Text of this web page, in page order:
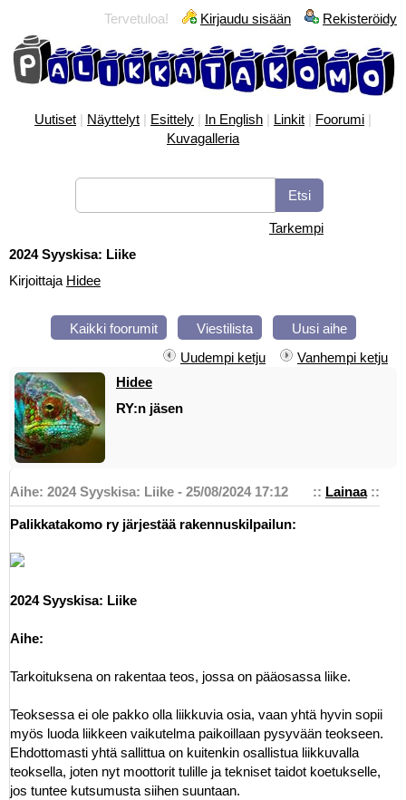
Tervetuloa! Kirjaudu sisään Rekisteröidy
Uutiset | Näyttelyt | Esittely | In English | Linkit | Foorumi |
Kuvagalleria
Tarkempi
2024 Syyskisa: Liike
Kirjoittaja Hidee
Kaikki foorumit Viestilista
Uusi aihe
Uudempi ketju
Vanhempi ketju
Hidee
RY:n jäsen
:: Lainaa::
Aihe: 2024 Syyskisa: Liike - 25/08/2024 17:12
Palikkatakomo ry järjestää rakennuskilpailun:
2024 Syyskisa: Liike
Aihe:
Tarkoituksena on rakentaa teos, jossa on pääosassa liike.
Teoksessa ei ole pakko olla liikkuvia osia, vaan yhtä hyvin sopii
myös luoda liikkeen vaikutelma paikoillaan pysyvään teokseen.
Ehdottomasti yhtä sallittua on kuitenkin osallistua liikkuvalla
teoksella, joten nyt moottorit tulille ja tekniset taidot koetukselle,
jos tuntee kutsumusta siihen suuntaan.